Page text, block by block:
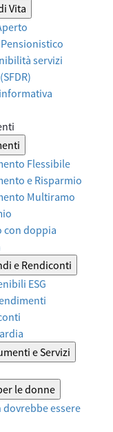
Vita
servizi
Flessibile
e Risparmio
Multiramo
con doppia
e Rendiconti
ESG
e Servizi
le donne
dovrebbe essere